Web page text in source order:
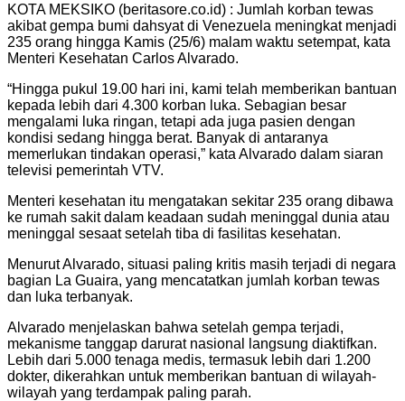
KOTA MEKSIKO (beritasore.co.id) : Jumlah korban tewas
akibat gempa bumi dahsyat di Venezuela meningkat menjadi
235 orang hingga Kamis (25/6) malam waktu setempat, kata
Menteri Kesehatan Carlos Alvarado.
“Hingga pukul 19.00 hari ini, kami telah memberikan bantuan
kepada lebih dari 4.300 korban luka. Sebagian besar
mengalami luka ringan, tetapi ada juga pasien dengan
kondisi sedang hingga berat. Banyak di antaranya
memerlukan tindakan operasi,” kata Alvarado dalam siaran
televisi pemerintah VTV.
Menteri kesehatan itu mengatakan sekitar 235 orang dibawa
ke rumah sakit dalam keadaan sudah meninggal dunia atau
meninggal sesaat setelah tiba di fasilitas kesehatan.
Menurut Alvarado, situasi paling kritis masih terjadi di negara
bagian La Guaira, yang mencatatkan jumlah korban tewas
dan luka terbanyak.
Alvarado menjelaskan bahwa setelah gempa terjadi,
mekanisme tanggap darurat nasional langsung diaktifkan.
Lebih dari 5.000 tenaga medis, termasuk lebih dari 1.200
dokter, dikerahkan untuk memberikan bantuan di wilayah-
wilayah yang terdampak paling parah.